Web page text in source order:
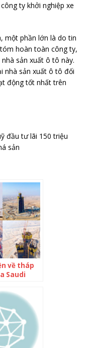
ty khởi nghiệp xe
một phần lớn là do tin
hoàn toàn công ty,
sản xuất ô tô này.
nhà sản xuất ô tô đối
động tốt nhất trên
đầu tư lãi 150 triệu
sản
về tháp
Saudi
công trình
giới